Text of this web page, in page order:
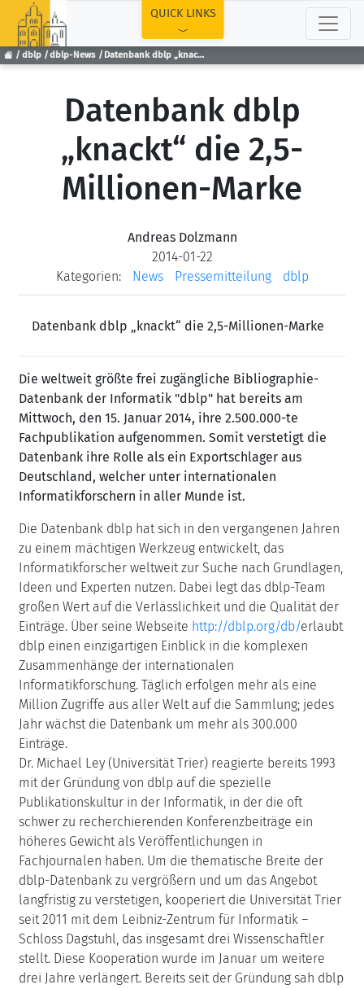
dblp dblp-News Datenbank dblp „knackt“ die 2,5-Millionen-Marke
QUICK LINKS
Datenbank dblp
„knackt“ die 2,5-
Millionen-Marke
Andreas Dolzmann
2014-01-22
Kategorien:
News Pressemitteilung dblp
Datenbank dblp „knackt“ die 2,5-Millionen-Marke
Die weltweit größte frei zugängliche Bibliographie-
Datenbank der Informatik "dblp" hat bereits am
Mittwoch, den 15. Januar 2014, ihre 2.500.000-te
Fachpublikation aufgenommen. Somit verstetigt die
Datenbank ihre Rolle als ein Exportschlager aus
Deutschland, welcher unter internationalen
Informatikforschern in aller Munde ist.
Die Datenbank dblp hat sich in den vergangenen Jahren
zu einem mächtigen Werkzeug entwickelt, das
Informatikforscher weltweit zur Suche nach Grundlagen,
Ideen und Experten nutzen. Dabei legt das dblp-Team
großen Wert auf die Verlässlichkeit und die Qualität der
Einträge. Über seine Webseite http://dblp.org/db/erlaubt
dblp einen einzigartigen Einblick in die komplexen
Zusammenhänge der internationalen
Informatikforschung. Täglich erfolgen mehr als eine
Million Zugriffe aus aller Welt auf die Sammlung; jedes
Jahr wächst die Datenbank um mehr als 300.000
Einträge.
Dr. Michael Ley (Universität Trier) reagierte bereits 1993
mit der Gründung von dblp auf die spezielle
Publikationskultur in der Informatik, in der die oft
schwer zu recherchierenden Konferenzbeiträge ein
höheres Gewicht als Veröffentlichungen in
Fachjournalen haben. Um die thematische Breite der
dblp-Datenbank zu vergrößern und um das Angebot
langfristig zu verstetigen, kooperiert die Universität Trier
seit 2011 mit dem Leibniz-Zentrum für Informatik –
Schloss Dagstuhl, das insgesamt drei Wissenschaftler
stellt. Diese Kooperation wurde im Januar um weitere
drei Jahre verlängert. Bereits seit der Gründung sah dblp